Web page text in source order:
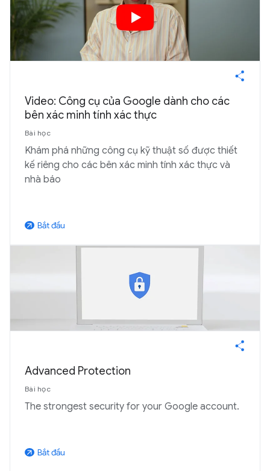
Video: Công cụ của Google dành cho các
bên xác minh tính xác thực
Bài học
Khám phá những công cụ kỹ thuật số được thiết
kế riêng cho các bên xác minh tính xác thực và
nhà báo
arrow_outward Bắt đầu
Advanced Protection
Bài học
The strongest security for your Google account.
arrow_outward Bắt đầu